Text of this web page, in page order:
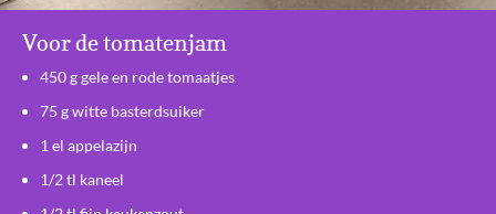
Voor de tomatenjam
450 g gele en rode tomaatjes
75 g witte basterdsuiker
1 el appelazijn
1/2 tl kaneel